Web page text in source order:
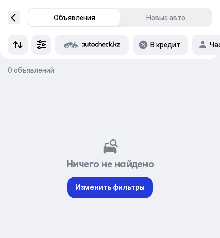
Объявления Новые авто
В кредит
0 объявлений
Ничего не найдено
Изменить фильтры